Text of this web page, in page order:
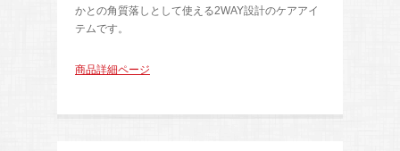
かとの角質落しとして使える2WAY設計のケアアイ
テムです。
商品詳細ページ